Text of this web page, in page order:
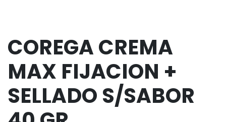
COREGA CREMA
MAX FIJACION +
SELLADO S/SABOR